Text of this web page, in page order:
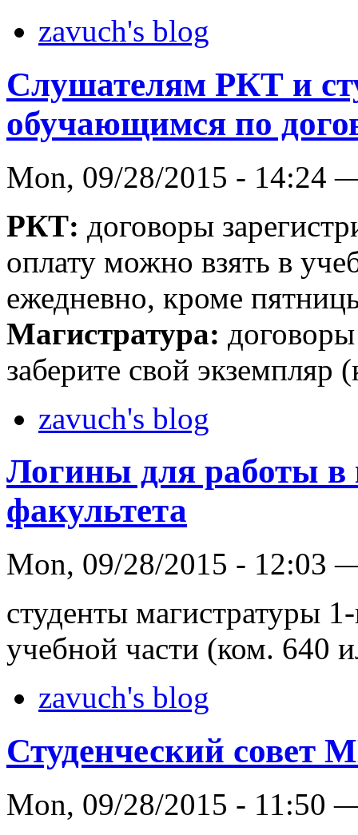
zavuch's blog
Слушателям РКТ и
обучающимся по
Mon, 09/28/2015 - 14:24
РКТ: договоры
оплату можно взять в
ежедневно, кроме
Магистратура:
заберите свой экземпляр
zavuch's blog
Логины для работы в
факультета
Mon, 09/28/2015 - 12:03
студенты магистратуры
учебной части (ком. 640
zavuch's blog
Студенческий совет
Mon, 09/28/2015 - 11:50